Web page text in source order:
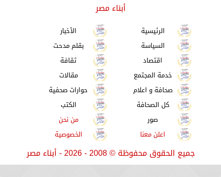
أبناء مصر
الرئيسية
الأخبار
السياسة
بقلم مدحت
اقتصاد
ثقافة
خدمة المجتمع
مقالات
صحافة و اعلام
حوارات صحفية
كل الصحافة
الكتب
صور
من نحن
اعلن معنا
الخصوصية
جميع الحقوق محفوظة©2008 - 2026 - أبناء مصر